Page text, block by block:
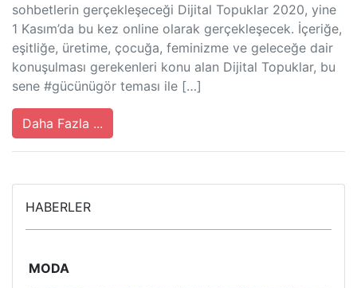
sohbetlerin gerçekleşeceği Dijital Topuklar 2020, yine
1 Kasım’da bu kez online olarak gerçekleşecek. İçeriğe,
eşitliğe, üretime, çocuğa, feminizme ve geleceğe dair
konuşulması gerekenleri konu alan Dijital Topuklar, bu
sene #gücünügör teması ile […]
Daha Fazla ...
HABERLER
MODA